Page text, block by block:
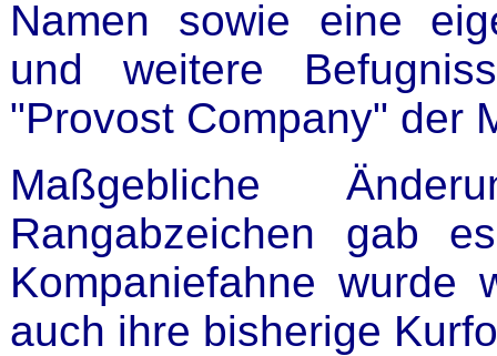
Namen sowie eine
und weitere
"Provost Company" der
Maßgebliche
Rangabzeichen gab
Kompaniefahne wurde
auch ihre bisherige